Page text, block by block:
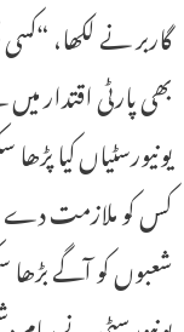
گاربر نے لکھا،
بھی پارٹی اقتدار
یونیورسٹیاں کیا
کس کو ملازمت دے
شعبوں کو آگے بڑھا